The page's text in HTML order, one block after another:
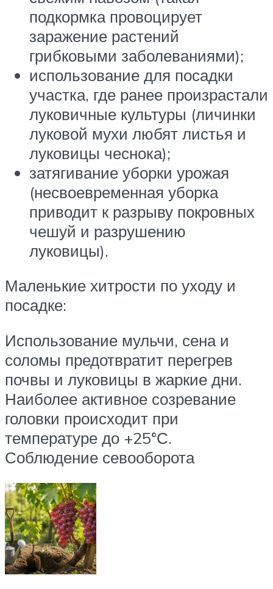
подкормка провоцирует
заражение растений
грибковыми заболеваниями);
использование для посадки
участка, где ранее произрастали
луковичные культуры (личинки
луковой мухи любят листья и
луковицы чеснока);
затягивание уборки урожая
(несвоевременная уборка
приводит к разрыву покровных
чешуй и разрушению
луковицы).
Маленькие хитрости по уходу и
посадке:
Использование мульчи, сена и
соломы предотвратит перегрев
почвы и луковицы в жаркие дни.
Наиболее активное созревание
головки происходит при
температуре до +25°С.
Соблюдение севооборота